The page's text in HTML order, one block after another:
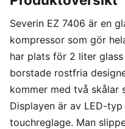
Severin EZ 7406 är en
kompressor som gör
har plats för 2 liter
borstade rostfria
kommer med två skålar
Displayen är av LED-
touchreglage. Man